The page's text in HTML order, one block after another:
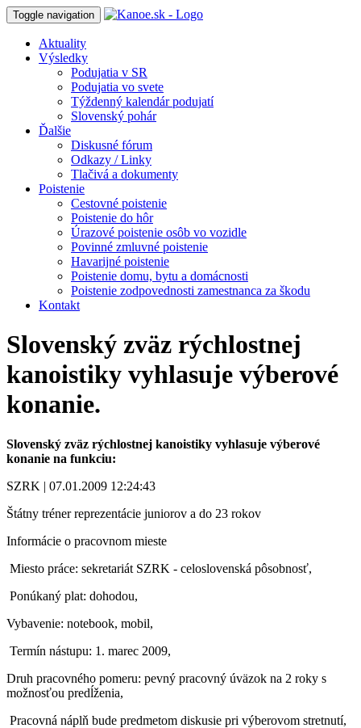
Toggle navigation
Aktuality
Výsledky
Podujatia v SR
Podujatia vo svete
Týždenný kalendár podujatí
Slovenský pohár
Ďalšie
Diskusné fórum
Odkazy / Linky
Tlačivá a dokumenty
Poistenie
Cestovné poistenie
Poistenie do hôr
Úrazové poistenie osôb vo vozidle
Povinné zmluvné poistenie
Havarijné poistenie
Poistenie domu, bytu a domácnosti
Poistenie zodpovednosti zamestnanca za škodu
Kontakt
Slovenský zväz rýchlostnej
kanoistiky vyhlasuje výberové
konanie.
Slovenský zväz rýchlostnej kanoistiky vyhlasuje výberové
konanie na funkciu:
SZRK | 07.01.2009 12:24:43
Štátny tréner reprezentácie juniorov a do 23 rokov
Informácie o pracovnom mieste
­ Miesto práce: sekretariát SZRK - celoslovenská pôsobnosť,
­ Ponúkaný plat: dohodou,
Vybavenie: notebook, mobil,
­ Termín nástupu: 1. marec 2009,
Druh pracovného pomeru: pevný pracovný úväzok na 2 roky s
možnosťou predĺženia,
­ Pracovná náplň bude predmetom diskusie pri výberovom stretnutí,